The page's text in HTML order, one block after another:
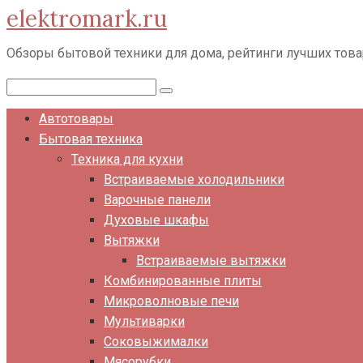
Перейти
к
контенту
elektromark.ru
Обзоры бытовой техники для дома, рейтинги лучших
Автотовары
Бытовая техника
Техника для кухни
Встраиваемые холодильники
Варочные панели
Духовые шкафы
Вытяжки
Встраиваемые вытяжки
Комбинированные плиты
Микроволновые печи
Мультиварки
Соковыжималки